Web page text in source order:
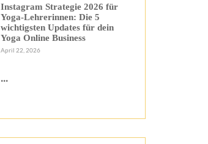
Instagram Strategie 2026 für
Yoga-Lehrerinnen: Die 5
wichtigsten Updates für dein
Yoga Online Business
April 22, 2026
...